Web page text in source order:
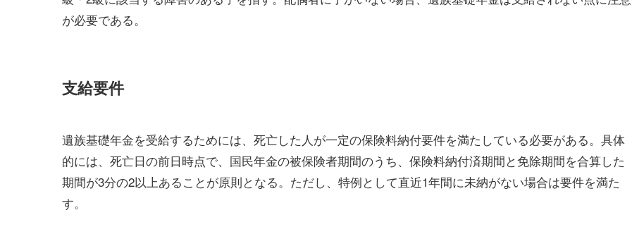
が必要である。
支給要件
遺族基礎年金を受給するためには、死亡した人が一定の保険料納付要件を満たしている必要がある。具体
的には、死亡日の前日時点で、国民年金の被保険者期間のうち、保険料納付済期間と免除期間を合算した
期間が3分の2以上あることが原則となる。ただし、特例として直近1年間に未納がない場合は要件を満た
す。